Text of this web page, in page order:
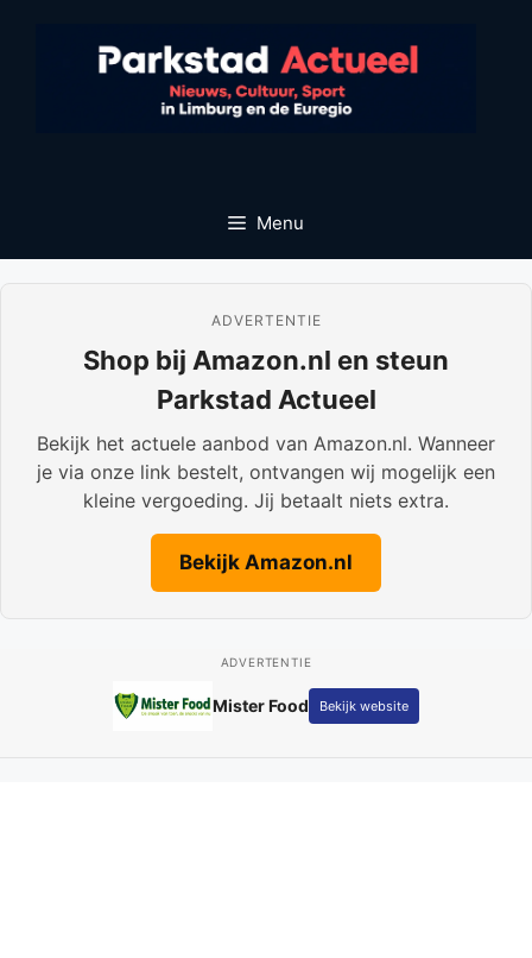
Menu
ADVERTENTIE
Shop bij Amazon.nl en steun
Parkstad Actueel
Bekijk het actuele aanbod van Amazon.nl. Wanneer
je via onze link bestelt, ontvangen wij mogelijk een
kleine vergoeding. Jij betaalt niets extra.
Bekijk Amazon.nl
ADVERTENTIE
Fotografie Kay Schepers Bekijk website